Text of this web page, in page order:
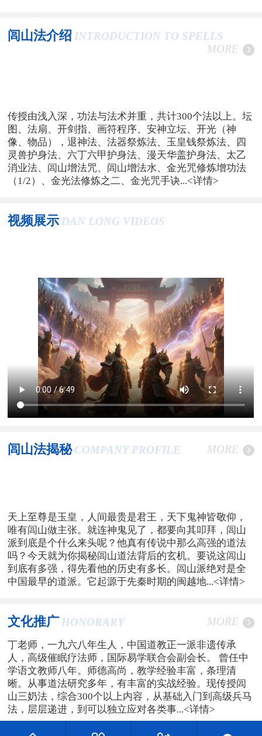
闾山法介绍 INTRODUCTION TO SPELLS
MORE
传授由浅入深，功法与法术并重，共计300个法以上。坛
图、法扇、开剑指、画符程序、安神立坛、开光（神
像、物品），退神法、法器祭炼法、玉皇钱祭炼法、四
灵兽护身法、六丁六甲护身法、漫天华盖护身法、太乙
消业法、闾山增法咒、闾山增法水、金光咒修炼增功法
（1/2）、金光法修炼之二、金光咒手诀...<详情>
视频展示 DAN LONG VIDEOS
闾山法揭秘 COMPANY PROFILE MORE
天上至尊是玉皇，人间最贵是君王，天下鬼神皆敬仰，
唯有闾山做主张。就连神鬼见了，都要向其叩拜，闾山
派到底是个什么来头呢？他真有传说中那么高强的道法
吗？今天就为你揭秘闾山道法背后的玄机。要说这闾山
到底有多强，得先看他的历史有多长。闾山派绝对是全
中国最早的道派。它起源于先秦时期的闽越地...<详情>
文化推广 HONORARY MORE
丁老师，一九六八年生人，中国道教正一派非遗传承
人，高级催眠疗法师，国际易学联合会副会长。 曾任中
学语文教师八年。师德高尚，教学经验丰富，条理清
晰。从事道法研究多年，有丰富的实战经验。现传授闾
山三奶法，综合300个以上内容，从基础入门到高级兵马
法，层层递进，到可以独立应对各类事...<详情>